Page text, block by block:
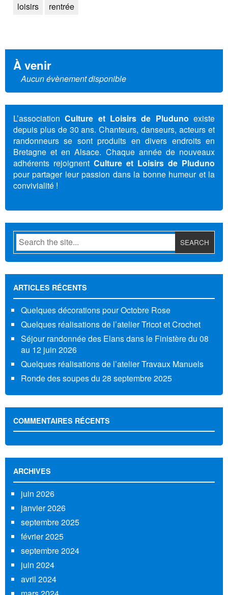
loisirs
rentrée
À venir
Aucun évènement disponible
L’associationCulture et Loisirs de Pluduno existe
depuis plus de 30 ans. Chanteurs, danseurs, acteurs et
randonneurs se sont produits en divers endroits en
Bretagne et en Alsace. Chaque année de nouveaux
adhérents rejoignent Culture et Loisirs de Pluduno
pour partager leur passion dans la bonne humeur et la
convivialité !
ARTICLES RÉCENTS
Quelques décorations pour Octobre Rose
Quelques réalisations de l’atelier Tricot et Crochet
Séjour randonnée des Elans dans le Finistère du 08
au 12 juin 2026
Quelques réalisations de l’atelier Travaux Manuels
Ronde des soupes du 28 septembre 2025
COMMENTAIRES RÉCENTS
ARCHIVES
juin 2026
janvier 2026
septembre 2025
février 2025
septembre 2024
juin 2024
avril 2024